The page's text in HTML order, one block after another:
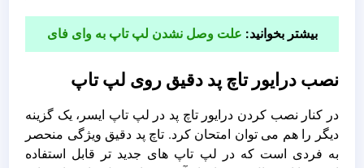
بیشتر بخوانید: علت وصل نشدن لپ تاپ به وای فای
نصب درایور تاچ پد دقیق روی لپ تاپ
در کنار نصب کردن درایور تاچ پد در لپ تاپ ایسر، یک گزینه
دیگر را هم می توان امتحان کرد. تاچ پد دقیق ویژگی منحصر
به فردی است که در لپ تاپ های جدید تر قابل استفاده